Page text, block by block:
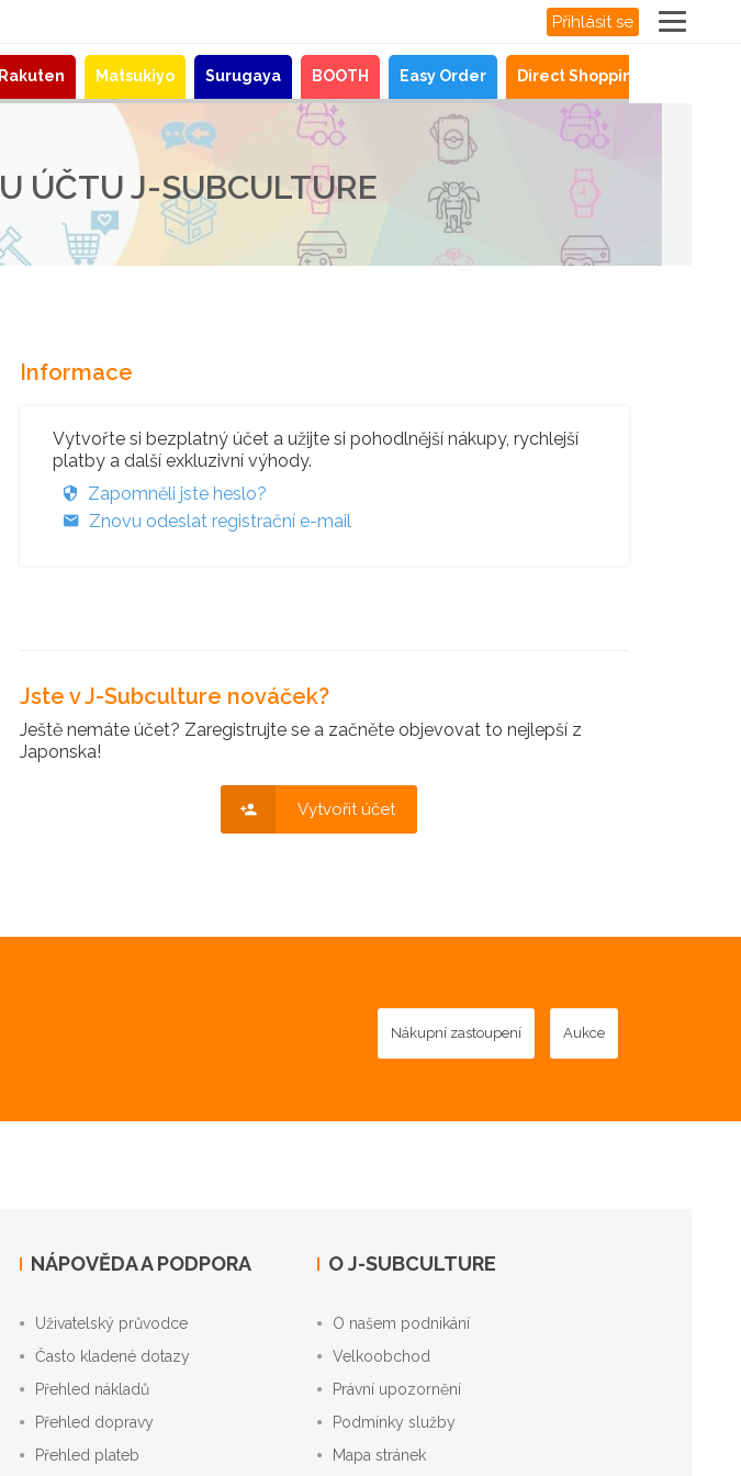
Přihlásit se
Rakuten Matsukiyo Surugaya BOOTH Easy Order Direct Shopping
ÚČTU J-SUBCULTURE
Informace
Vytvořte si bezplatný účet a užijte si pohodlnější nákupy, rychlejší
platby a další exkluzivní výhody.
Zapomněli jste heslo?
Znovu odeslat registrační e-mail
Jste v J-Subculture nováček?
Ještě nemáte účet? Zaregistrujte se a začněte objevovat to nejlepší z
Japonska!
Vytvořit účet
Nákupní zastoupení Aukce
NÁPOVĚDA A PODPORA
Uživatelský průvodce
Často kladené dotazy
Přehled nákladů
Přehled dopravy
Přehled plateb
O J-SUBCULTURE
O našem podnikání
Velkoobchod
Právní upozornění
Podmínky služby
Mapa stránek